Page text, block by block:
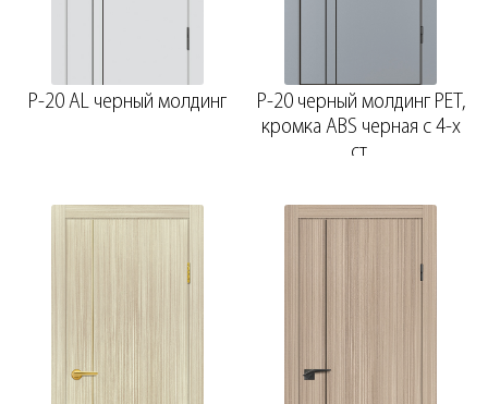
P-20 AL черный молдинг
P-20 черный молдинг PET,
кромка ABS черная c 4-х
ст.